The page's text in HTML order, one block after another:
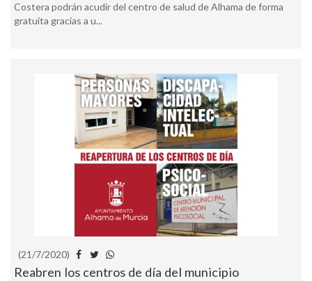
Costera podrán acudir del centro de salud de Alhama de forma
gratuita gracias a u...
(21/7/2020)
Reabren los centros de día del municipio